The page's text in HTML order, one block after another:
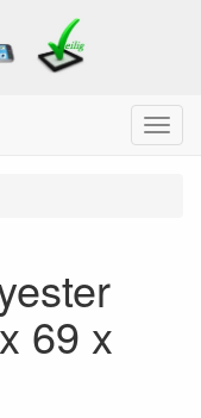
Menu
69 x